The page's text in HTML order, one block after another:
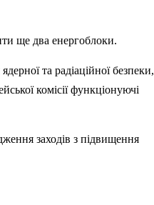
ще два енергоблоки.
та радіаційної безпеки,
комісії функціонуючі
заходів з підвищення